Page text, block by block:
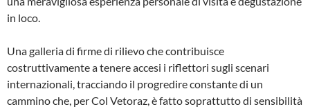
in loco.
Una galleria di firme di rilievo che contribuisce
costruttivamente a tenere accesi i riflettori sugli scenari
internazionali, tracciando il progredire constante di un
cammino che, per Col Vetoraz, è fatto soprattutto di sensibilità